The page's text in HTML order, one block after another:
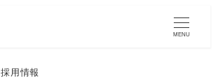
MENU
採用情報